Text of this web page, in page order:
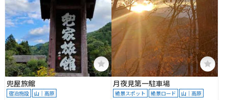
兜屋旅館
宿泊施設 山｜高原
月夜見第一駐車場
絶景スポット 絶景ロード 山｜高原